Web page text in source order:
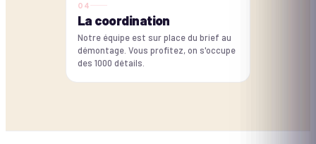
0 4
La coordination
Notre équipe est sur place du brief au
démontage. Vous profitez, on s'occupe
des 1000 détails.